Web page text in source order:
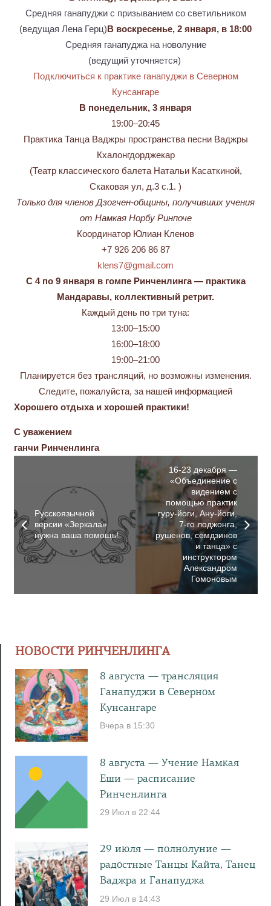
Средняя ганапуджи с призыванием со светильником
(ведущая Лена Герц)В воскресенье, 2 января, в 18:00
Средняя ганапуджа на новолуние
(ведущий уточняется)
Подключиться к практике ганапуджи в Северном
Кунсангаре
В понедельник, 3 января
19:00–20:45
Практика Танца Ваджры пространства песни Ваджры
Кхалонгдорджекар
(Театр классического балета Натальи Касаткиной,
Скаковая ул, д.3 с.1. )
Только для членов Дзогчен-общины, получивших учения
от Намкая Норбу Ринпоче
Координатор Юлиан Кленов
+7 926 206 86 87
klens7@gmail.com
С 4 по 9 января в гомпе Ринченлинга — практика
Мандаравы, коллективный ретрит.
Каждый день по три туна:
13:00–15:00
16:00–18:00
19:00–21:00
Планируется без трансляций, но возможны изменения.
Следите, пожалуйста, за нашей информацией
Хорошего отдыха и хорошей практики!
С уважением
ганчи Ринченлинга
Русскоязычной
версии «Зеркала»
нужна ваша помощь!
16-23 декабря —
«Объединение с
видением с
помощью практик
гуру-йоги, Ану-йоги,
7-го лоджонга,
рушенов, семдзинов
и танца» с
инструктором
Александром
Гомоновым
НОВОСТИ РИНЧЕНЛИНГА
8 августа — трансляция
Ганапуджи в Северном
Кунсангаре
Вчера в 15:30
8 августа — Учение Намкая
Еши — расписание
Ринченлинга
29 Июл в 22:44
29 июля — полнолуние —
радостные Танцы Кайта, Танец
Ваджра и Ганапуджа
29 Июл в 14:43